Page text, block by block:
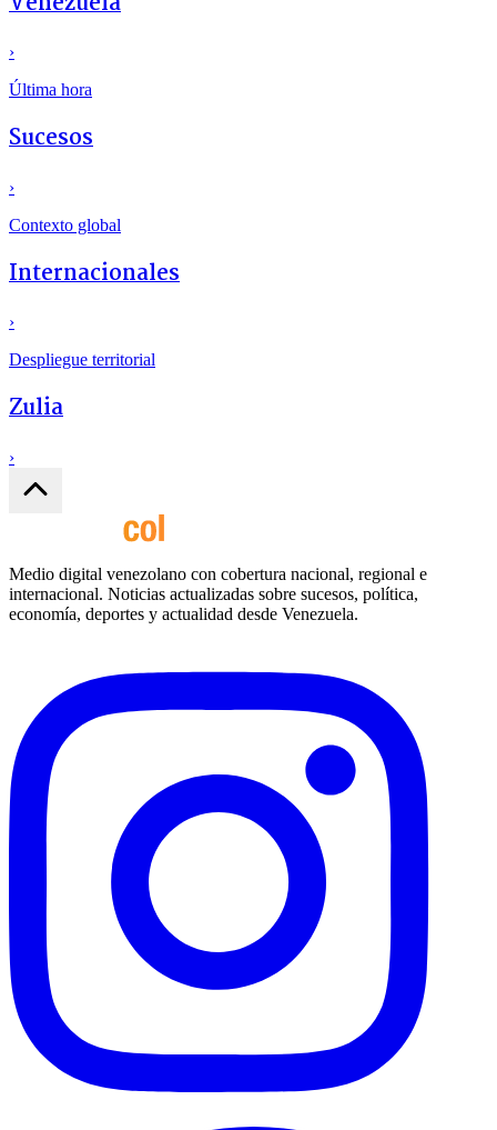
›
Última hora
Sucesos
›
Contexto global
Internacionales
›
Despliegue territorial
Zulia
›
Medio digital venezolano con cobertura nacional, regional e
internacional. Noticias actualizadas sobre sucesos, política,
economía, deportes y actualidad desde Venezuela.